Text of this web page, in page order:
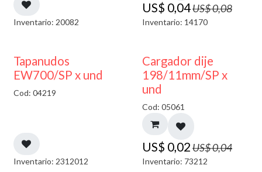
Inventario: 20082
US$ 0,04US$0,08
Inventario: 14170
50% DESCUENTO
Tapanudos
EW700/SP x und
Cod: 04219
Inventario: 2312012
50% DESCUENTO
Cargador dije
198/11mm/SP x
und
Cod: 05061
US$ 0,02US$0,04
Inventario: 73212